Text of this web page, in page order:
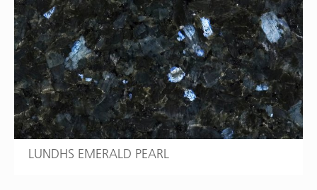
LUNDHS EMERALD PEARL